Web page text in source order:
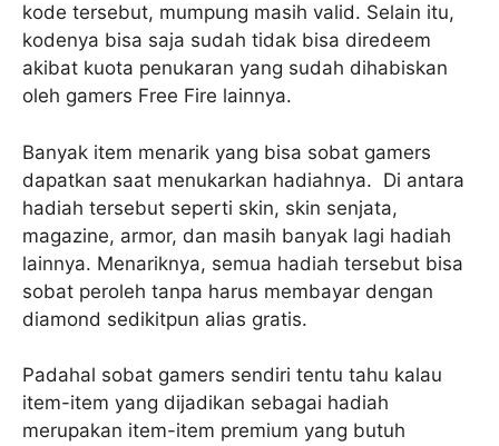
kode tersebut, mumpung masih valid. Selain itu,
kodenya bisa saja sudah tidak bisa diredeem
akibat kuota penukaran yang sudah dihabiskan
oleh gamers Free Fire lainnya.
Banyak item menarik yang bisa sobat gamers
dapatkan saat menukarkan hadiahnya. Di antara
hadiah tersebut seperti skin, skin senjata,
magazine, armor, dan masih banyak lagi hadiah
lainnya. Menariknya, semua hadiah tersebut bisa
sobat peroleh tanpa harus membayar dengan
diamond sedikitpun alias gratis.
Padahal sobat gamers sendiri tentu tahu kalau
item-item yang dijadikan sebagai hadiah
merupakan item-item premium yang butuh